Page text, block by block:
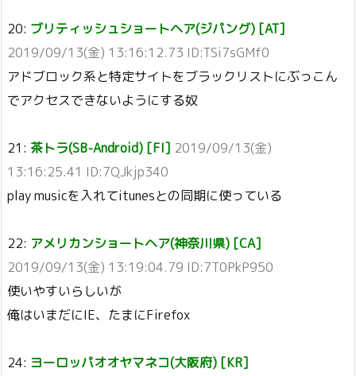
20: ブリティッシュショートヘア(ジパング) [AT]
2019/09/13(金) 13:16:12.73 ID:TSi7sGMf0
アドブロック系と特定サイトをブラックリストにぶっこん
でアクセスできないようにする奴
21: 茶トラ(SB-Android) [FI] 2019/09/13(金)
13:16:25.41 ID:7QJkjp340
play musicを入れてitunesとの同期に使っている
22: アメリカンショートヘア(神奈川県) [CA]
2019/09/13(金) 13:19:04.79 ID:7T0PkP950
使いやすいらしいが
俺はいまだにIE、たまにFirefox
24: ヨーロッパオオヤマネコ(大阪府) [KR]